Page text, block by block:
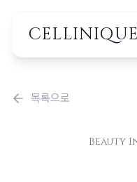
CELLINIQUE
목록으로
Beauty